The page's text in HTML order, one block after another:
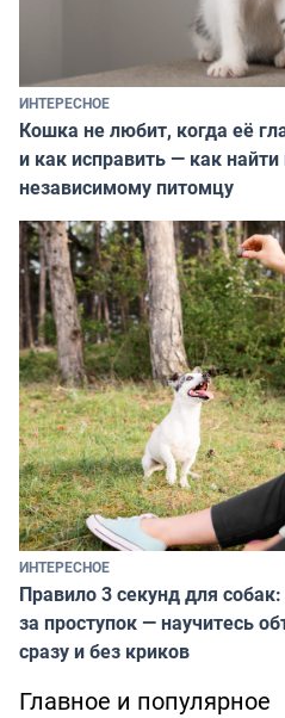
ИНТЕРЕСНОЕ
Кошка не любит, когда её
и как исправить — как
независимому питомцу
ИНТЕРЕСНОЕ
Правило 3 секунд для
за проступок — научитесь
сразу и без криков
Главное и популярное